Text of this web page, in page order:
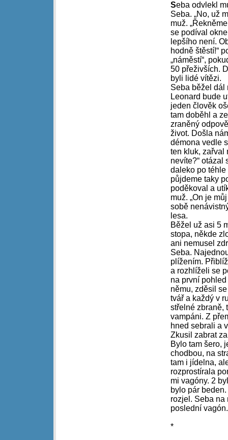
Seba odvlekl
Seba. „No, už
muž.
se podíval
lepšího není.
hodně štěstí!“
„náměstí“,
50 přeživších.
byli lidé vítězi.
Seba běžel dál
Leonard bude
jeden člověk
tam doběhl a
zraněný
život. Došla
démona vedle
ten kluk, zařval
nevíte?“ otázal
daleko po téhle
půjdeme taky
poděkoval a
muž. „On je
sobě
lesa.
Běžel už asi 5
stopa, někde
ani nemusel
Seba.
plížením.
a rozhlíželi se
na první
němu, zděsil
tvář a každý v
střelné zbraně,
vampáni. Z
hned sebrali a
Zkusil zabrat
Bylo tam šero,
chodbou, na
tam i jídelna,
rozprostírala
mi vagóny. 2
bylo pár
rozjel. Seba
poslední
*